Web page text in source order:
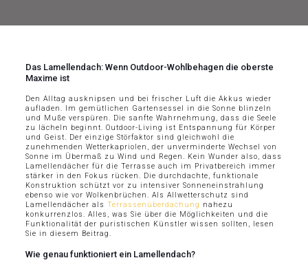
Das Lamellendach: Wenn Outdoor-Wohlbehagen die oberste
Maxime ist
Den Alltag ausknipsen und bei frischer Luft die Akkus wieder
aufladen. Im gemütlichen Gartensessel in die Sonne blinzeln
und Muße verspüren. Die sanfte Wahrnehmung, dass die Seele
zu lächeln beginnt. Outdoor-Living ist Entspannung für Körper
und Geist. Der einzige Störfaktor sind gleichwohl die
zunehmenden Wetterkapriolen, der unverminderte Wechsel von
Sonne im Übermaß zu Wind und Regen. Kein Wunder also, dass
Lamellendächer für die Terrasse auch im Privatbereich immer
stärker in den Fokus rücken. Die durchdachte, funktionale
Konstruktion schützt vor zu intensiver Sonneneinstrahlung
ebenso wie vor Wolkenbrüchen. Als Allwetterschutz sind
Lamellendächer als Terrassenüberdachung nahezu
konkurrenzlos. Alles, was Sie über die Möglichkeiten und die
Funktionalität der puristischen Künstler wissen sollten, lesen
Sie in diesem Beitrag.
Wie genau funktioniert ein Lamellendach?